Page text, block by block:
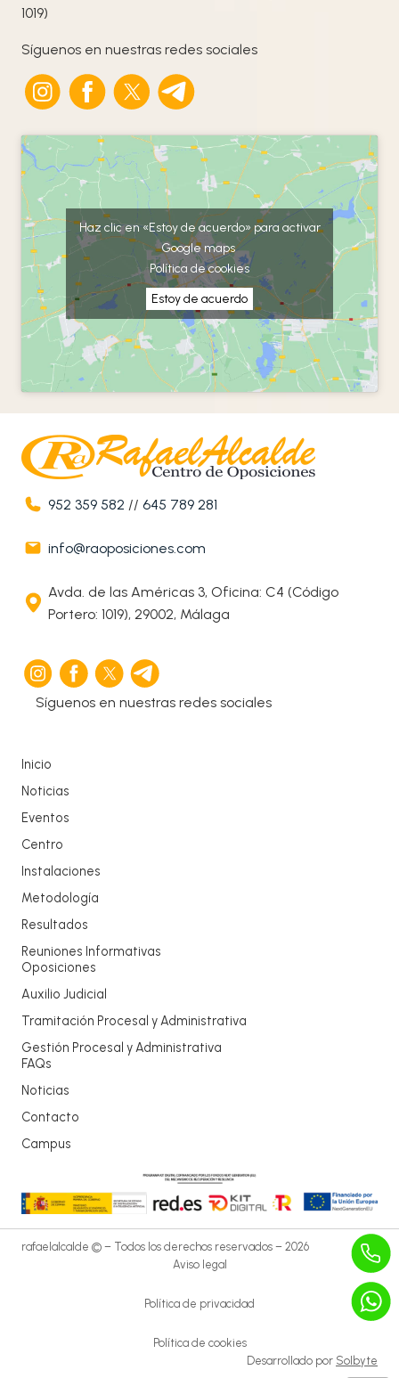
1019)
Síguenos en nuestras redes sociales
Haz clic en «Estoy de acuerdo» para activar
Google maps
Política de cookies
Estoy de acuerdo
952 359 582 //645 789 281
info@raoposiciones.com
Avda. de las Américas 3, Oficina: C4 (Código
Portero: 1019), 29002, Málaga
Síguenos en nuestras redes sociales
Inicio
Noticias
Eventos
Centro
Instalaciones
Metodología
Resultados
Reuniones Informativas
Oposiciones
Auxilio Judicial
Tramitación Procesal y Administrativa
Gestión Procesal y Administrativa
FAQs
Noticias
Contacto
Campus
rafaelalcalde © – Todos los derechos reservados – 2026
Aviso legal
Política de privacidad
Política de cookies
Desarrollado por Solbyte